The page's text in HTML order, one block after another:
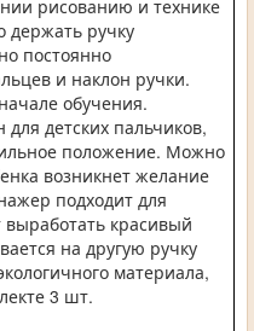
рисованию и технике
держать ручку
постоянно
и наклон ручки.
обучения.
детских пальчиков,
положение. Можно
возникнет желание
подходит для
красивый
на другую ручку
материала,
3 шт.